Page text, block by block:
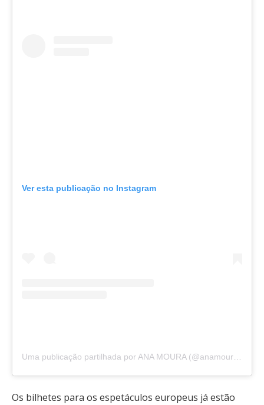
Ver esta publicação no Instagram
Os bilhetes para os espetáculos europeus já estão